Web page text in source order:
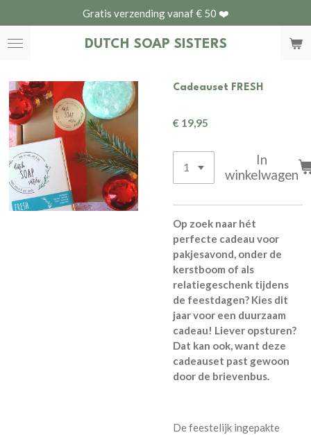
direct
naar
DUTCH SOAP SISTERS
Gratis verzending vanaf € 50 ❤️
Cadeauset FRESH
€ 19,95
In
winkelwagen
Op zoek naar hét
perfecte cadeau voor
pakjesavond, onder de
kerstboom of als
relatiegeschenk tijdens
de feestdagen? Kies dit
jaar voor een duurzaam
cadeau! Liever opsturen?
Dat kan ook, want deze
cadeauset past gewoon
door de brievenbus.
De feestelijk ingepakte